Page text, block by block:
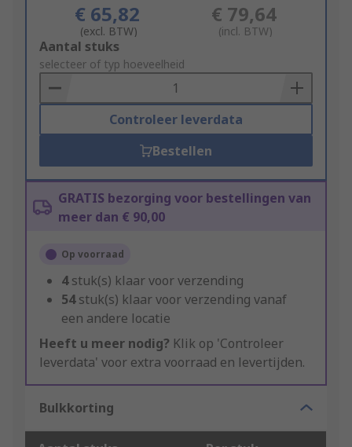
€ 65,82
(excl. BTW)
€ 79,64
(incl. BTW)
Add
to
Basket
Aantal stuks
selecteer of typ hoeveelheid
Controleer leverdata
Bestellen
GRATIS bezorging voor bestellingen van
meer dan € 90,00
Op voorraad
4stuk(s) klaar voor verzending
54stuk(s) klaar voor verzending vanaf
een andere locatie
Heeft u meer nodig? Klik op 'Controleer
leverdata' voor extra voorraad en levertijden.
Bulkkorting